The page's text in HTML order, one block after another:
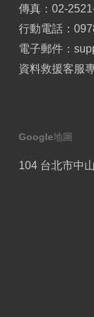
傳真：02-
行動電話：
電子郵件：
資料救援客服
Google地圖
104 台北市中